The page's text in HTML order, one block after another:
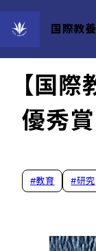
国際教
2025年12月
【国
優秀賞
#教育 #研究